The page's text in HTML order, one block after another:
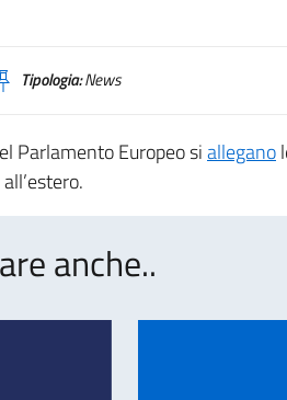
Tipologia:News
Parlamento Europeo siallegano
anche..